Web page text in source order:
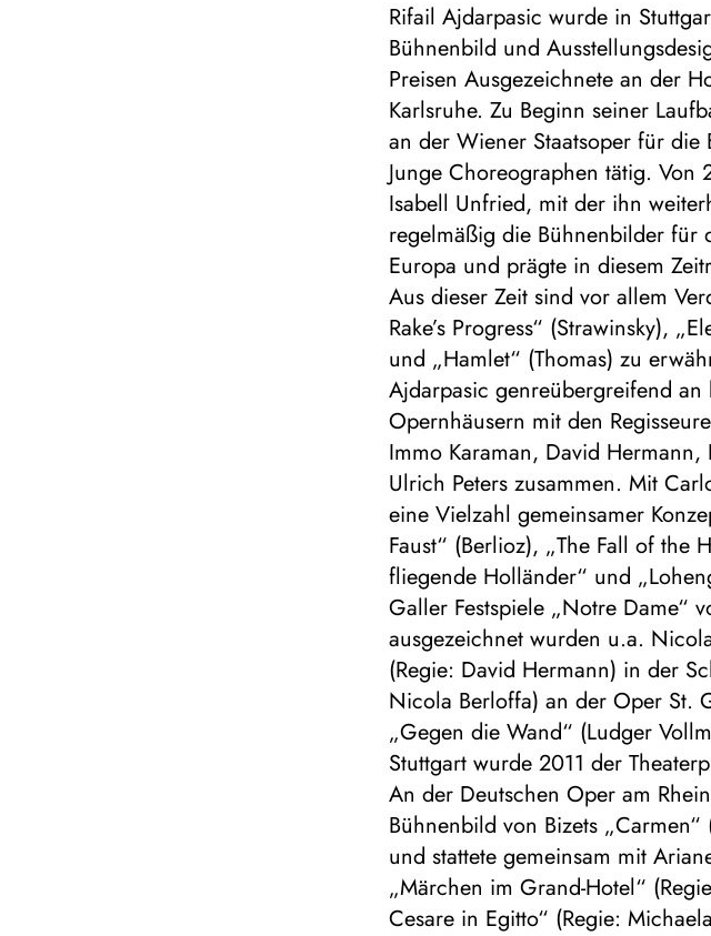
Rifail Ajdarpasic wurde in
Bühnenbild und
Preisen Ausgezeichnete an der
Karlsruhe. Zu Beginn seiner
an der Wiener Staatsoper für die
Junge Choreographen tätig.
Isabell Unfried, mit der ihn
regelmäßig die Bühnenbilder für
Europa und prägte in diesem
Aus dieser Zeit sind vor allem
Rake’s Progress“ (Strawinsky),
und „Hamlet“ (Thomas) zu
Ajdarpasic genreübergreifend
Opernhäusern mit den
Immo Karaman, David
Ulrich Peters zusammen. Mit
eine Vielzahl gemeinsamer
Faust“ (Berlioz), „The Fall of the
fliegende Holländer“ und
Galler Festspiele „Notre Dame“
ausgezeichnet wurden u.a.
(Regie: David Hermann) in der
Nicola Berloffa) an der Oper St.
„Gegen die Wand“ (Ludger
Stuttgart wurde 2011 der
An der Deutschen Oper am
Bühnenbild von Bizets
und stattete gemeinsam mit
„Märchen im Grand-Hotel“
Cesare in Egitto“ (Regie: